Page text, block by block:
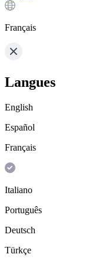
Français
Langues
English
Español
Français
Italiano
Português
Deutsch
Türkçe